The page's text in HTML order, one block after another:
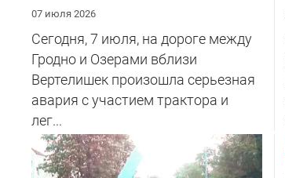
07 июля 2026
Сегодня, 7 июля, на дороге между
Гродно и Озерами вблизи
Вертелишек произошла серьезная
авария с участием трактора и
лег...